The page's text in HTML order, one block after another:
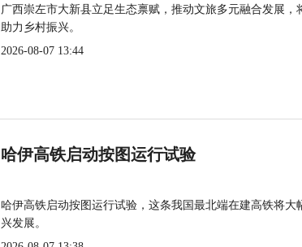
广西崇左市大新县立足生态禀赋，推动文旅多元融合发展
助力乡村振兴。
2026-08-07 13:44
哈伊高铁启动按图运行试验
哈伊高铁启动按图运行试验，这条我国最北端在建高铁将大
兴发展。